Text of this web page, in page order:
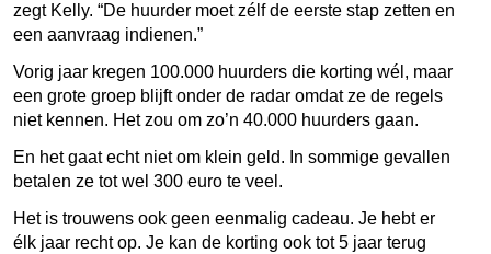
zegt Kelly. “De huurder moet zélf de eerste stap zetten en
een aanvraag indienen.”
Vorig jaar kregen 100.000 huurders die korting wél, maar
een grote groep blijft onder de radar omdat ze de regels
niet kennen. Het zou om zo’n 40.000 huurders gaan.
En het gaat echt niet om klein geld. In sommige gevallen
betalen ze tot wel 300 euro te veel.
Het is trouwens ook geen eenmalig cadeau. Je hebt er
élk jaar recht op. Je kan de korting ook tot 5 jaar terug